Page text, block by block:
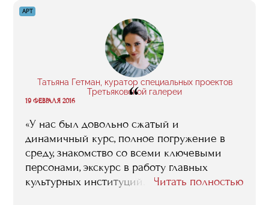
профессионалами спортивной индустрии,
какие только у нас в стране есть. Эту
возможность общения, установления
контактов, деловых связей с этими людьми,
с клубами, с федерациями, с компаниями,
где они работают, я всех потенциальных
абитуриентов призываю высоко ценить, и
АРТ
Татьяна Гетман, куратор специальных проектов
Третьяковской галереи
“
19 ФЕВРАЛЯ 2016
«У нас был довольно сжатый и
динамичный курс, полное погружение в
среду, знакомство со всеми ключевыми
персонами, экскурс в работу главных
культурных институций. После окончания
Читать полностью